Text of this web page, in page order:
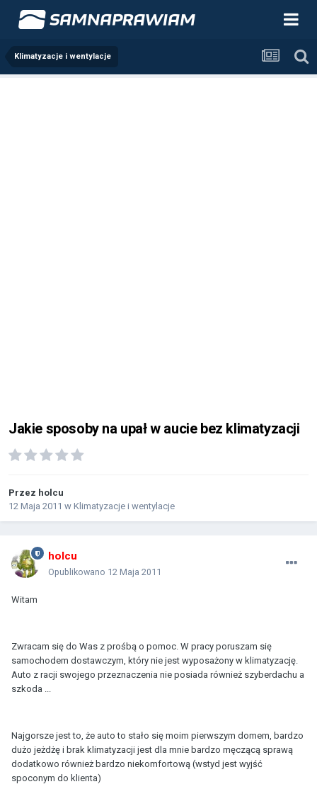
Klimatyzacje i wentylacje
Jakie sposoby na upał w aucie bez klimatyzacji
Przez holcu
12 Maja 2011 w Klimatyzacje i wentylacje
holcu
Opublikowano 12 Maja 2011
Witam
Zwracam się do Was z prośbą o pomoc. W pracy poruszam się
samochodem dostawczym, który nie jest wyposażony w klimatyzację.
Auto z racji swojego przeznaczenia nie posiada również szyberdachu a
szkoda ...
Najgorsze jest to, że auto to stało się moim pierwszym domem, bardzo
dużo jeżdżę i brak klimatyzacji jest dla mnie bardzo męczącą sprawą
dodatkowo również bardzo niekomfortową (wstyd jest wyjść
spoconym do klienta)